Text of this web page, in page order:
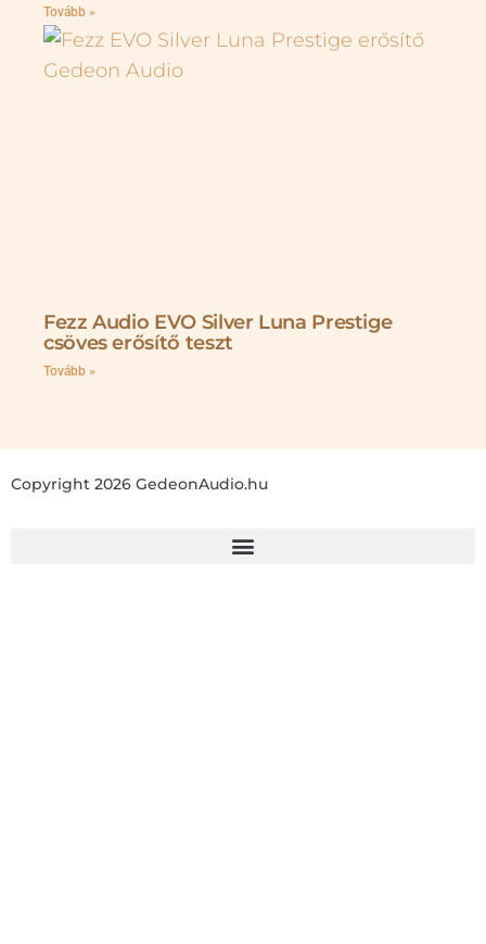
Tovább »
Fezz Audio EVO Silver Luna Prestige
csöves erősítő teszt
Tovább »
Copyright 2026 GedeonAudio.hu